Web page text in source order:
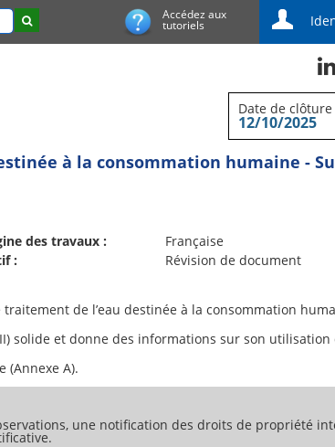
Accédez aux
tutoriels
Date de clôture
12/10/2025
à la consommation humaine -
des travaux :
Française
:
Révision de document
de l’eau destinée à la consommation
solide et donne des informations sur son utilisation
une notification des droits de propriété